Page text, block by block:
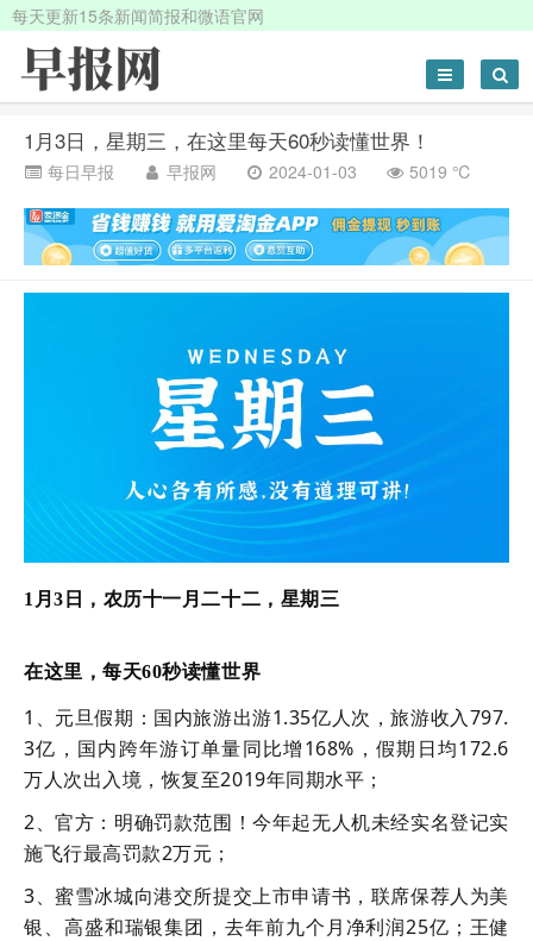
每天更新15条新闻简报和微语官网
1月3日，星期三，在这里每天60秒读懂世界！
每日早报 早报网 2024-01-03 5019 ℃
1月3日，农历十一月二十二，星期三
在这里，每天60秒读懂世界
1、元旦假期：国内旅游出游1.35亿人次，旅游收入797.
3亿，国内跨年游订单量同比增168%，假期日均172.6
万人次出入境，恢复至2019年同期水平；
2、官方：明确罚款范围！今年起无人机未经实名登记实
施飞行最高罚款2万元；
3、蜜雪冰城向港交所提交上市申请书，联席保荐人为美
银、高盛和瑞银集团，去年前九个月净利润25亿；王健